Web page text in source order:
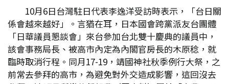
10月6日台灣駐日代表李逸洋受訪時表示，「台日關
係會越來越好」。言猶在耳，日本國會跨黨派友台團體
「日華議員懇談會」來台參加台北雙十慶典的議員中，
該會事務局長、被高市內定為內閣官房長的木原稔，就
臨時取消行程。同月17-19，靖國神社秋季例行大祭，之
前常去參拜的高市，為避免對外交造成影響，這回沒去